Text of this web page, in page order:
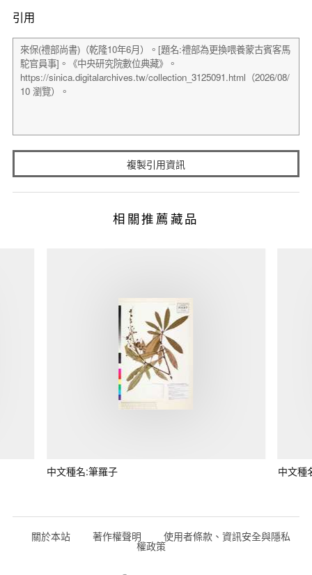
引用
複製引用資訊
相關推薦藏品
中文種名:筆羅子 中文種
關於本站 著作權聲明 使用者條款、資訊安全與隱私
權政策